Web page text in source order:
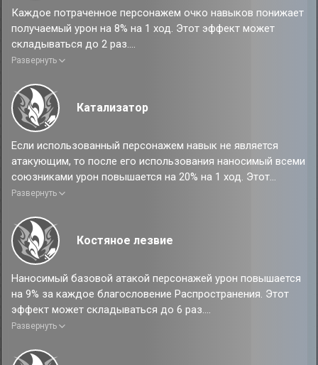
Каждое потраченное персонажем очко навыков понижает
получаемый урон на 8% на 1 ход. Этот эффект может
складываться до 2 раз.
Каждое потраченное персонажем очко навыков понижает
получаемый урон на 8% на 1 ход. Этот эффект может
складываться до 3 раз.
Развернуть
Катализатор
Если использованный персонажем навык не является
атакующим, то после его использования наносимый всеми
союзниками урон повышается на 20% на 1 ход. Этот
эффект может складываться до 3 раз.
Эффект от усиления
Если использованный персонажем навык не является
атакующим, то после его использования наносимый всеми
союзниками урон повышается на 30% на 1 ход. Этот
эффект может складываться до 3 раз.
Развернуть
Костяное лезвие
Наносимый базовой атакой персонажей урон повышается
на 9% за каждое благословение Распространения. Этот
эффект может складываться до 6 раз.
Наносимый базовой атакой персонажей урон повышается
Развернуть